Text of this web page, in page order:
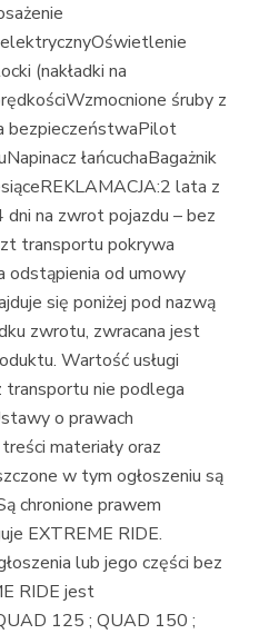
(nakładki na
śruby z
bezpieczeństwaPilot
łańcuchaBagażnik
lata z
na zwrot pojazdu – bez
transportu pokrywa
odstąpienia od umowy
się poniżej pod nazwą
zwrotu, zwracana jest
Wartość usługi
nie podlega
o prawach
materiały oraz
w tym ogłoszeniu są
chronione prawem
EXTREME RIDE.
lub jego części bez
RIDE jest
125 ; QUAD 150 ;